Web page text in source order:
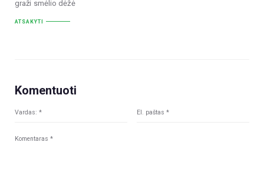
graži smėlio dėžė
ATSAKYTI
Komentuoti